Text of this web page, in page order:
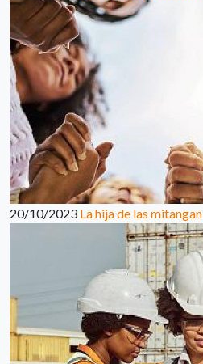
20/10/2023 La hija de las mitangan